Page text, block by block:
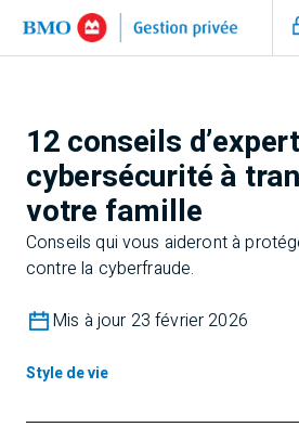
12 conseils
cybersécurité à
votre famille
Conseils qui vous aideront à
contre la cyberfraude.
Mis à jour 23 février 2026
Style de vie